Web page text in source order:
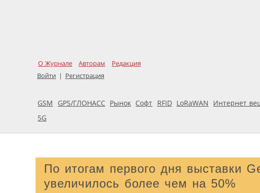
О Журнале Авторам
Редакция
Войти | Регистрация
GSM GPS/ГЛОНАСС Рынок Софт RFID LoRaWAN Интернет
5G
По итогам первого дня выставки
увеличилось более чем на 50%